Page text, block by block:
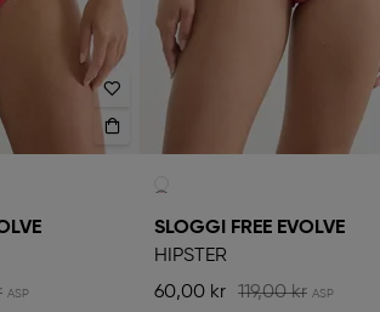
SLOGGI FREE EVOLVE
HIPSTER
60,00 kr
119,00 kr